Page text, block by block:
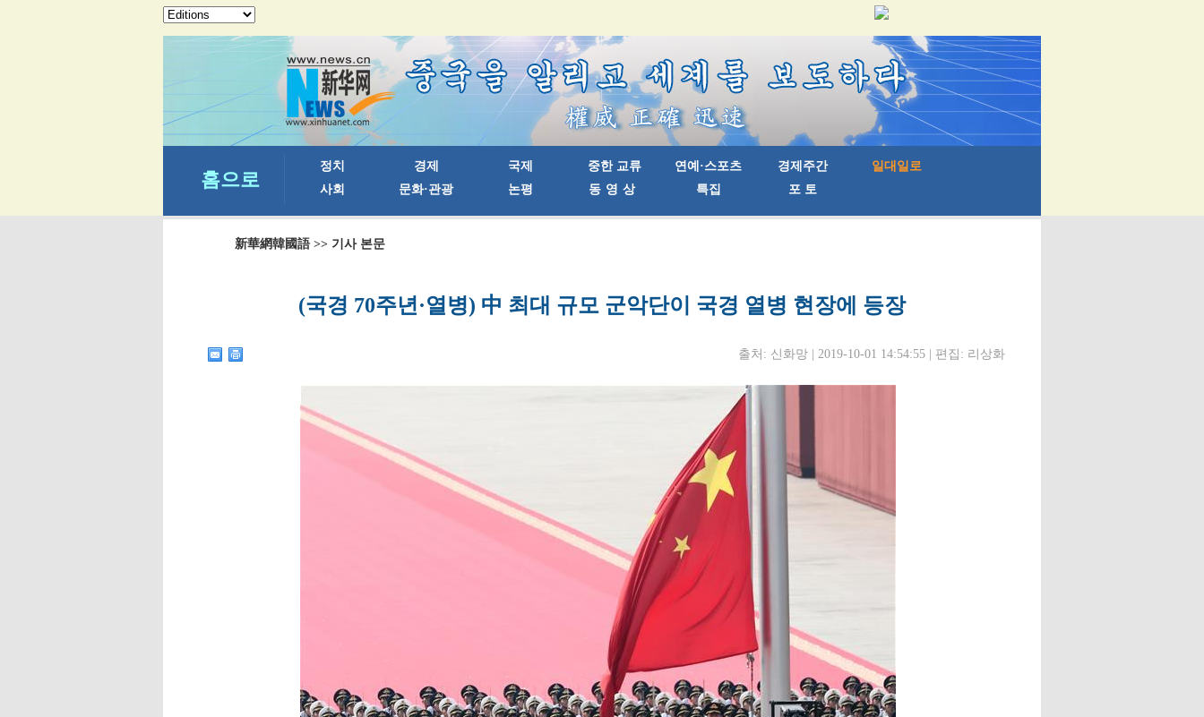
新華網韓國語 >> 기사 본문
(국경 70주년·열병) 中 최대 규모 군악단이 국경 열병 현장에 등장
출처: 신화망 | 2019-10-01 14:54:55 | 편집: 리상화